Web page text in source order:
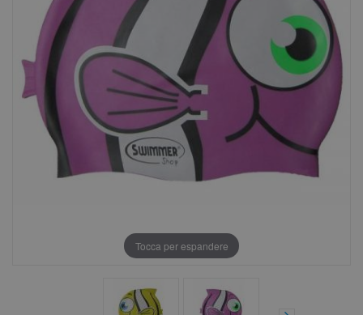
Tocca per espandere